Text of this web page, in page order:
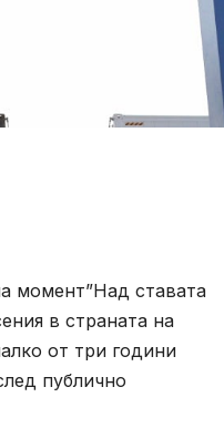
момент”Над ставата
в страната на
от три години
публично